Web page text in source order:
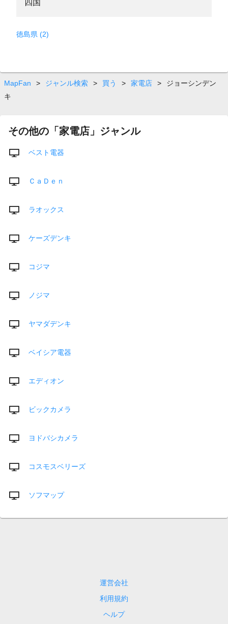
四国
徳島県 (2)
MapFan > ジャンル検索 > 買う > 家電店 >
ジョーシンデン
キ
その他の「家電店」ジャンル
ベスト電器
ＣａＤｅｎ
ラオックス
ケーズデンキ
コジマ
ノジマ
ヤマダデンキ
ベイシア電器
エディオン
ビックカメラ
ヨドバシカメラ
コスモスベリーズ
ソフマップ
運営会社
利用規約
ヘルプ